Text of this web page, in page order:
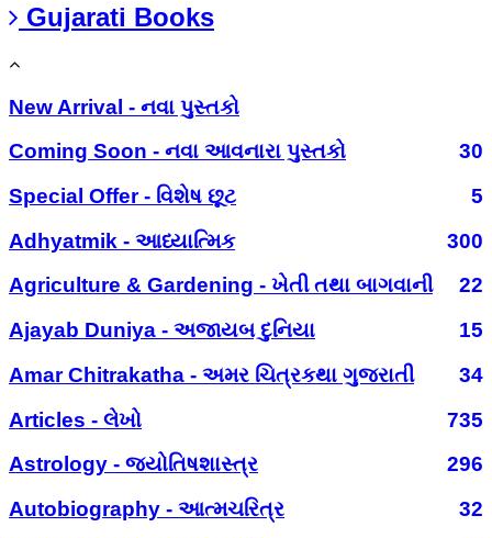
Gujarati Books
New Arrival - નવા પુસ્તકો
Coming Soon - નવા આવનારા પુસ્તકો
30
Special Offer - વિશેષ છૂટ
5
Adhyatmik - આધ્યાત્મિક
300
Agriculture & Gardening - ખેતી તથા બાગવાની
22
Ajayab Duniya - અજાયબ દુનિયા
15
Amar Chitrakatha - અમર ચિત્રકથા ગુજરાતી
34
Articles - લેખો
735
Astrology - જ્યોતિષશાસ્ત્ર
296
Autobiography - આત્મચરિત્ર
32